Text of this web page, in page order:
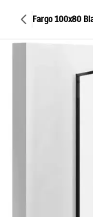
Fargo 100x80